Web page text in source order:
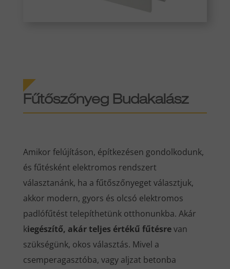
Fűtőszőnyeg Budakalász
Amikor felújításon, építkezésen gondolkodunk,
és fűtésként elektromos rendszert
választanánk, ha a fűtőszőnyeget választjuk,
akkor modern, gyors és olcsó elektromos
padlófűtést telepíthetünk otthonunkba. Akár
kiegészítő, akár teljes értékű fűtésrevan
szükségünk, okos választás. Mivel a
csemperagasztóba, vagy aljzat betonba